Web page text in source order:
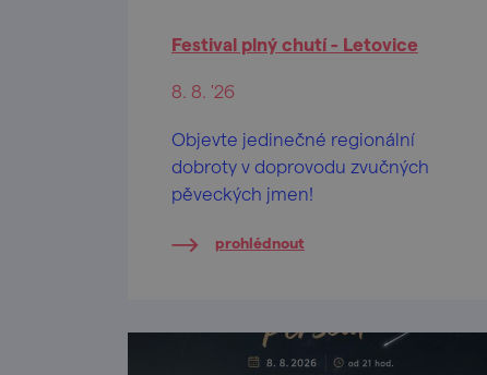
Festival plný chutí - Letovice
8. 8. '26
Objevte jedinečné regionální
dobroty v doprovodu zvučných
pěveckých jmen!
prohlédnout